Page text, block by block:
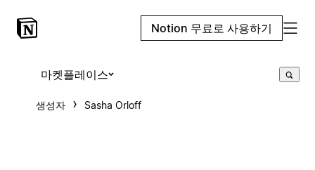
Notion 무료로 사용하기
마켓플레이스
생성자 Sasha Orloff